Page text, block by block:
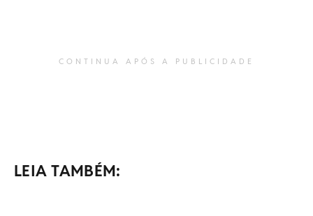
CONTINUA APÓS A PUBLICIDADE
LEIA TAMBÉM: